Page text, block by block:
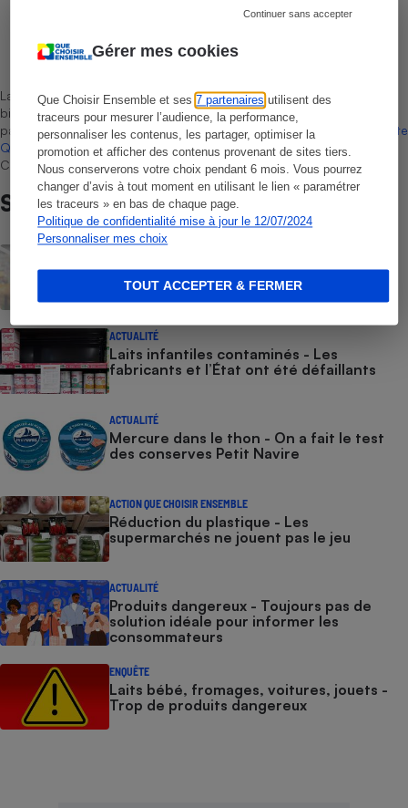
Gérer mes cookies
Que Choisir Ensemble et ses7 partenaires utilisent des
traceurs pour mesurer l’audience, la performance,
personnaliser les contenus, les partager, optimiser la
promotion et afficher des contenus provenant de sites tiers.
Nous conserverons votre choix pendant 6 mois. Vous pourrez
changer d’avis à tout moment en utilisant le lien « paramétrer
les traceurs » en bas de chaque page.
Politique de confidentialité mise à jour le 12/07/2024
Personnaliser mes choix
Continuer sans accepter
TOUT ACCEPTER & FERMER
Léa Girard
Rédactrice technique
La sélection de produits ou services est représentative du marché,
bien que non-exhaustive. À l’exception des autorisations données
par Bureau Veritas Certification conformément aux règles de
La Note
Que Choisir, il n’existe aucune relation contractuelle entre Que
Choisir Ensemble et les professionnels référencés.
Sur le même sujet
Rappel Lidl : des œufs contaminés par la
salmonelle
ACTUALITÉ
Laits infantiles contaminés - Les
fabricants et l’État ont été défaillants
ACTUALITÉ
Mercure dans le thon - On a fait le test
des conserves Petit Navire
ACTION QUE CHOISIR ENSEMBLE
Réduction du plastique - Les
supermarchés ne jouent pas le jeu
ACTUALITÉ
Produits dangereux - Toujours pas de
solution idéale pour informer les
consommateurs
ENQUÊTE
Laits bébé, fromages, voitures, jouets -
Trop de produits dangereux